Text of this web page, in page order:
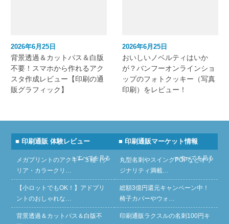
2026年6月25日
背景透過＆カットパス＆白版
不要！スマホから作れるアク
スタ作成レビュー【印刷の通
販グラフィック】
2026年6月25日
おいしいノベルティはいか
が？バンフーオンラインショ
ップのフォトクッキー（写真
印刷）をレビュー！
■ 印刷通販 体験レビュー
» すべてを見る
メガプリントのアクキー３種（ク
リア・カラークリ…
【小ロットでもOK！】アドプリ
ントのおしゃれな…
背景透過＆カットパス＆白版不
■ 印刷通販マーケット情報
» すべてを見る
丸型名刺やスイングPOPなどオリ
ジナリティ満載…
総額3億円還元キャンペーン中！
椅子カバーやウォ…
印刷通販ラクスルの名刺100円キ